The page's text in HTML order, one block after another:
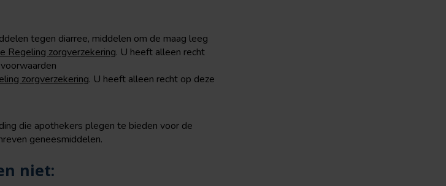
tegen diarree, middelen om de maag leeg
Regeling zorgverzekering. U heeft alleen recht
zorgverzekering. U heeft alleen recht op deze
die apothekers plegen te bieden voor de
geneesmiddelen.
niet: